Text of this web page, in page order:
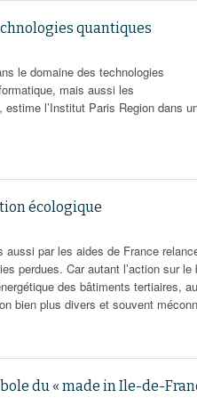
quantiques
le domaine des technologies
mais aussi les
l’Institut Paris Region dans
écologique
par les aides de France
perdues. Car autant l’action sur le
des bâtiments tertiaires,
bien plus divers et souvent
du « made in Ile-de-